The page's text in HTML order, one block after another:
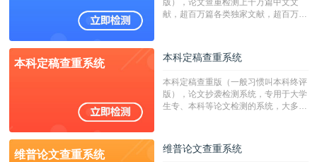
版），论文查重检测上千万篇中文文
献，超百万篇各类独家文献，超百万港
校用来检测硕博论文的系统，检测范围
广，数据来源真实，检测算法合理!本
字符数30万）
本科定稿查重系统 本科定稿查重系统
本科定稿查重版（一般习惯叫本科终评
版），论文抄袭检测系统，专用于大学
生专、本科等论文检测的系统，大多数
维普论文查重系统 维普论文查重系统